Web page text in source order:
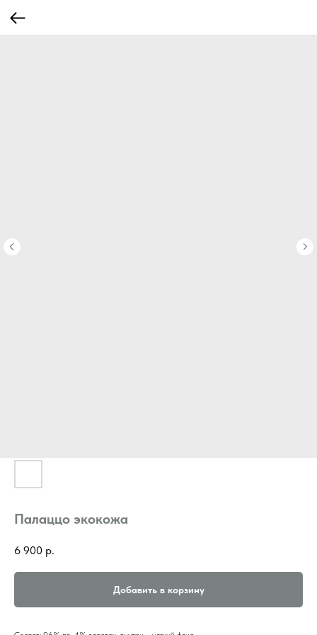
Палаццо экокожа
6 900 р.
Добавить в корзину